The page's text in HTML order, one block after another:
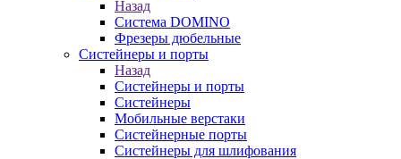
Назад
Система DOMINO
Фрезеры дюбельные
Систейнеры и порты
Назад
Систейнеры и порты
Систейнеры
Мобильные верстаки
Систейнерные порты
Систейнеры для шлифования